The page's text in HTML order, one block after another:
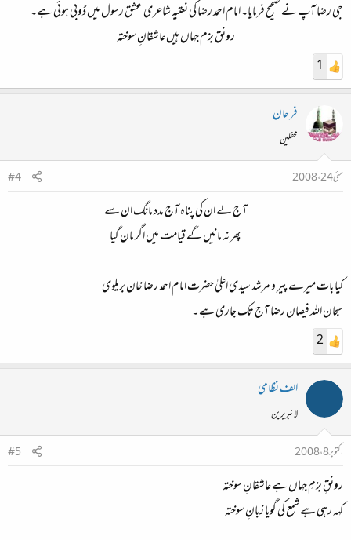
جی رضا آپ نے صحیح فرمایا۔ امام احمد رضا کی نعتیہ شاعری عشق رسول میں ڈوبی ہوئی ہے۔
رونق بزم جہاں ہیں عاشقانِ سوختہ​
1
فر حان
محفلین
مئی 24، 2008
#4
آج لے ان کی پناہ آج مدد مانگ ان سے
پھر نہ مانیں گے قیامت میں اگر مان گیا​
کیا بات میرے پیر و مرشد سیدی اعلیٰ حضرت امام احمد رضا خان بریلوی
سبحان اللہ فیصان رضا آج تک جاری ہے ۔
2
الف نظامی
لائبریرین
اکتوبر 8، 2008
#5
رونقِ بزمِ جہاں ہے عاشقانِ سوختہ
کہہ رہی ہے شمع کی گویا زبانِ سوختہ